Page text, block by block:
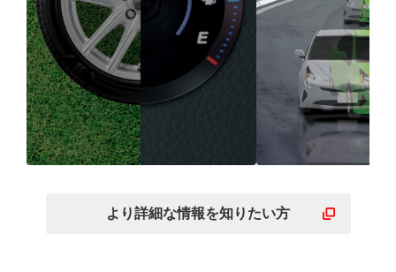
布にも優しい
の安全性能も
より詳細な情報を知りたい方